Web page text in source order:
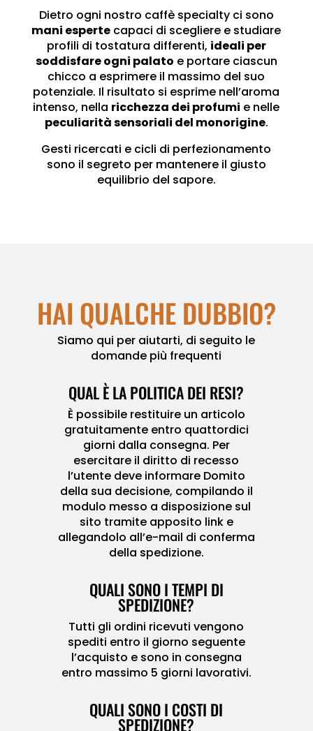
Dietro ogni nostro caffè specialty ci sono
mani esperte capaci di scegliere e studiare
profili di tostatura differenti, ideali per
soddisfare ogni palato e portare ciascun
chicco a esprimere il massimo del suo
potenziale. Il risultato si esprime nell’aroma
intenso, nella ricchezza dei profumi e nelle
peculiarità sensoriali del monorigine.
Gesti ricercati e cicli di perfezionamento
sono il segreto per mantenere il giusto
equilibrio del sapore.
HAI QUALCHE DUBBIO?
Siamo qui per aiutarti, di seguito le
domande più frequenti
QUAL È LA POLITICA DEI RESI?
È possibile restituire un articolo
gratuitamente entro quattordici
giorni dalla consegna. Per
esercitare il diritto di recesso
l’utente deve informare Domito
della sua decisione, compilando il
modulo messo a disposizione sul
sito tramite apposito link e
allegandolo all’e-mail di conferma
della spedizione.
QUALI SONO I TEMPI DI
SPEDIZIONE?
Tutti gli ordini ricevuti vengono
spediti entro il giorno seguente
l’acquisto e sono in consegna
entro massimo 5 giorni lavorativi.
QUALI SONO I COSTI DI
SPEDIZIONE?